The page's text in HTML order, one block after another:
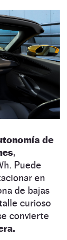
de
,
Puede
en
de bajas
curioso
convierte